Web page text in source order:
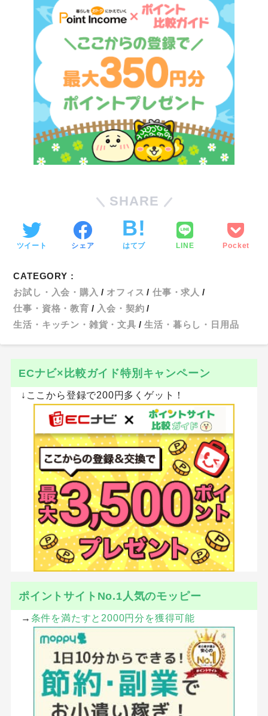
SHARE
ツイート シェア はてブ LINE Pocket
CATEGORY :
お試し・入会・購入
オフィス
仕事・求人
仕事・資格・教育
入会・契約
生活・キッチン・雑貨・文具
生活・暮らし・日用品
ECナビ×比較ガイド特別キャンペーン
↓ここから登録で200円多くゲット！
ポイントサイトNo.1人気のモッピー
→ 条件を満たすと2000円分を獲得可能